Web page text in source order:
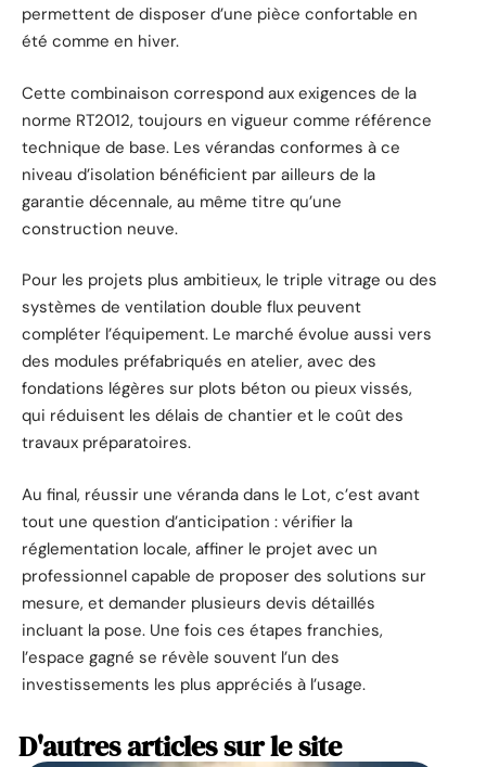
permettent de disposer d’une pièce confortable en
été comme en hiver.
Cette combinaison correspond aux exigences de la
norme RT2012, toujours en vigueur comme référence
technique de base. Les vérandas conformes à ce
niveau d’isolation bénéficient par ailleurs de la
garantie décennale, au même titre qu’une
construction neuve.
Pour les projets plus ambitieux, le triple vitrage ou des
systèmes de ventilation double flux peuvent
compléter l’équipement. Le marché évolue aussi vers
des modules préfabriqués en atelier, avec des
fondations légères sur plots béton ou pieux vissés,
qui réduisent les délais de chantier et le coût des
travaux préparatoires.
Au final, réussir une véranda dans le Lot, c’est avant
tout une question d’anticipation : vérifier la
réglementation locale, affiner le projet avec un
professionnel capable de proposer des solutions sur
mesure, et demander plusieurs devis détaillés
incluant la pose. Une fois ces étapes franchies,
l’espace gagné se révèle souvent l’un des
investissements les plus appréciés à l’usage.
D'autres articles sur le site